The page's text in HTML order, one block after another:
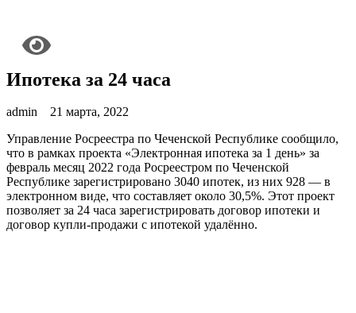
Ипотека за 24 часа
admin
21 марта, 2022
Управление Росреестра по Чеченской Республике сообщило,
что в рамках проекта «Электронная ипотека за 1 день» за
февраль месяц 2022 года Росреестром по Чеченской
Республике зарегистрировано 3040 ипотек, из них 928 — в
электронном виде, что составляет около 30,5%. Этот проект
позволяет за 24 часа зарегистрировать договор ипотеки и
договор купли-продажи с ипотекой удалённо.